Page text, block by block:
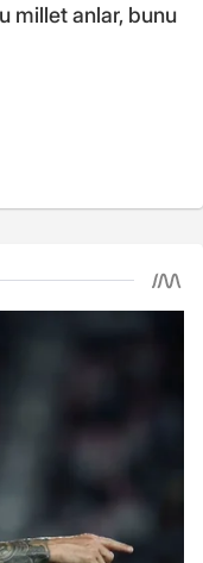
millet anlar, bunu